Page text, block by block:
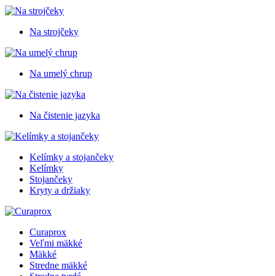
Na strojčeky
Na umelý chrup
Na čistenie jazyka
Kelímky a stojančeky
Kelímky
Stojančeky
Kryty a držiaky
Curaprox
Veľmi mäkké
Mäkké
Stredne mäkké